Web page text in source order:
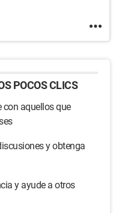
POCOS CLICS
con aquellos que
y obtenga
y ayude a otros